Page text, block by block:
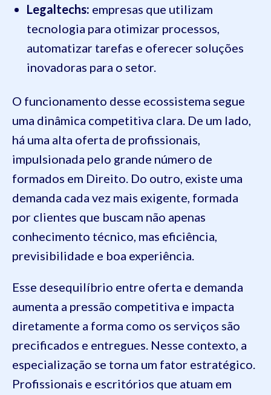
Legaltechs: empresas que utilizam
tecnologia para otimizar processos,
automatizar tarefas e oferecer soluções
inovadoras para o setor.
O funcionamento desse ecossistema segue
uma dinâmica competitiva clara. De um lado,
há uma alta oferta de profissionais,
impulsionada pelo grande número de
formados em Direito. Do outro, existe uma
demanda cada vez mais exigente, formada
por clientes que buscam não apenas
conhecimento técnico, mas eficiência,
previsibilidade e boa experiência.
Esse desequilíbrio entre oferta e demanda
aumenta a pressão competitiva e impacta
diretamente a forma como os serviços são
precificados e entregues. Nesse contexto, a
especialização se torna um fator estratégico.
Profissionais e escritórios que atuam em